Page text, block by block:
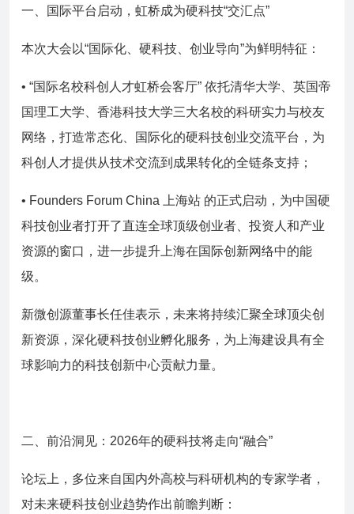
一、国际平台启动，虹桥成为硬科技“交汇点”
本次大会以“国际化、硬科技、创业导向”为鲜明特征：
• “国际名校科创人才虹桥会客厅” 依托清华大学、英国帝
国理工大学、香港科技大学三大名校的科研实力与校友
网络，打造常态化、国际化的硬科技创业交流平台，为
科创人才提供从技术交流到成果转化的全链条支持；
• Founders Forum China 上海站 的正式启动，为中国硬
科技创业者打开了直连全球顶级创业者、投资人和产业
资源的窗口，进一步提升上海在国际创新网络中的能
级。
新微创源董事长任佳表示，未来将持续汇聚全球顶尖创
新资源，深化硬科技创业孵化服务，为上海建设具有全
球影响力的科技创新中心贡献力量。
二、前沿洞见：2026年的硬科技将走向“融合”
论坛上，多位来自国内外高校与科研机构的专家学者，
对未来硬科技创业趋势作出前瞻判断：